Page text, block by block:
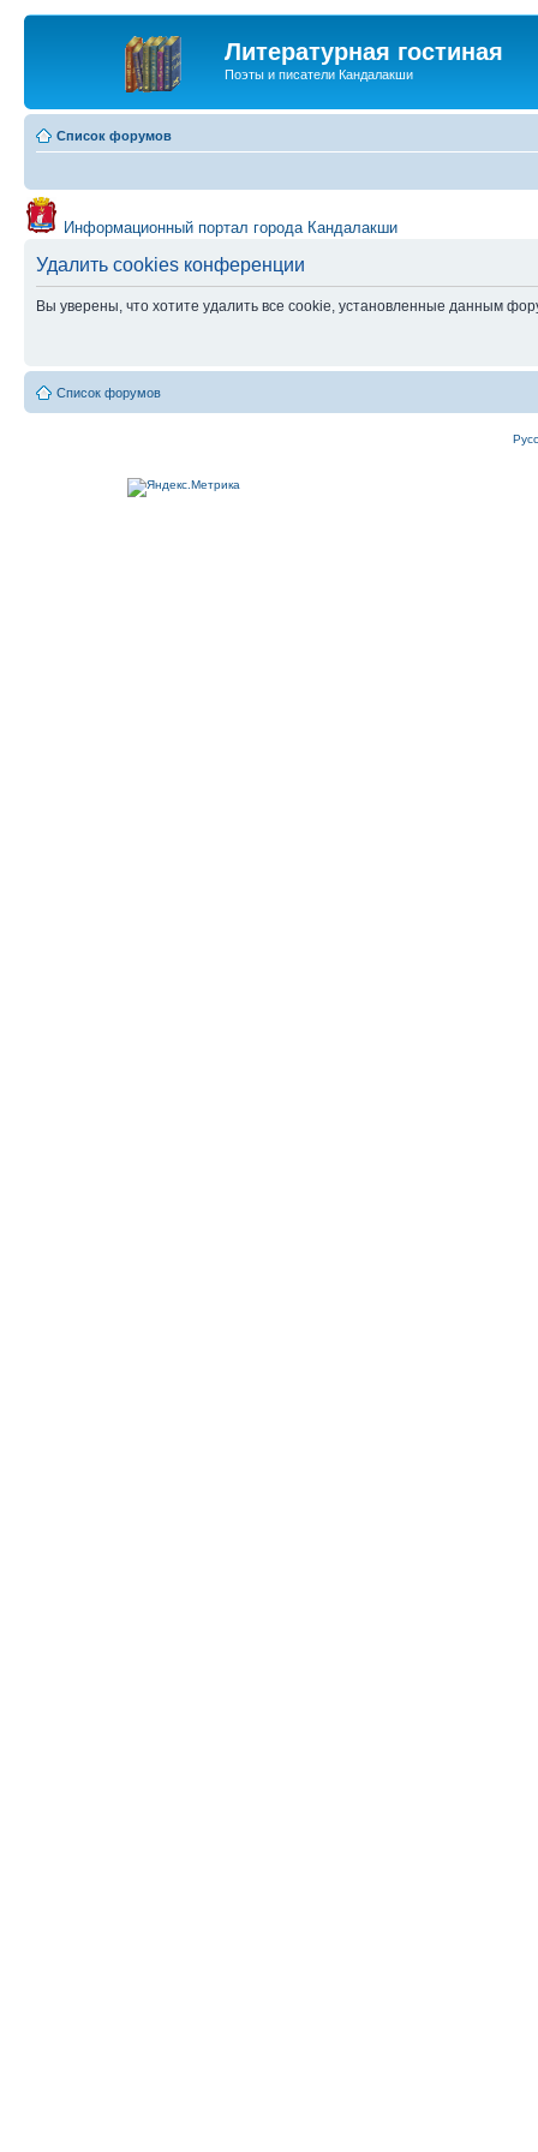
Литературная гостиная
Поэты и писатели Кандалакши
Список форумов
Информационный портал города Кандалакши
Удалить cookies конференции
Вы уверены, что хотите удалить все cookie, установленные данным
Список форумов